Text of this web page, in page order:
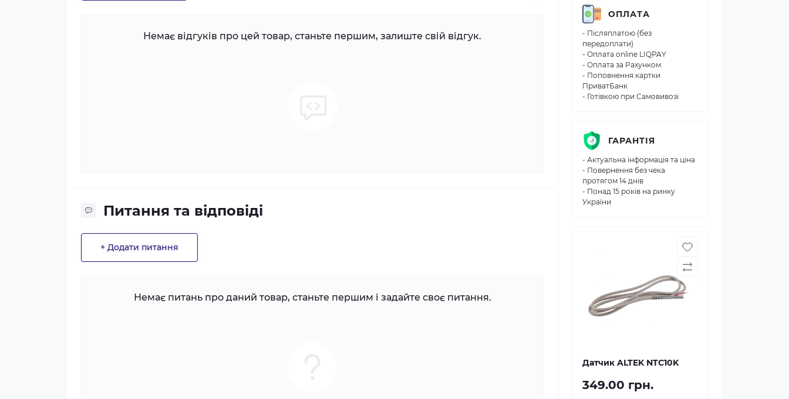
Немає відгуків про цей товар, станьте першим, залиште свій відгук.
Питання та відповіді
+ Додати питання
Немає питань про даний товар, станьте першим і задайте своє питання.
ОПЛАТА
- Післяплатою (без
передоплати)
- Оплата online LIQPAY
- Оплата за Рахунком
- Поповнення картки
ПриватБанк
- Готівкою при Самовивозі
ГАРАНТІЯ
- Актуальна інформація та ціна
- Повернення без чека
протягом 14 днів
- Понад 15 років на ринку
України
Датчик ALTEK NTC10K
349.00 грн.